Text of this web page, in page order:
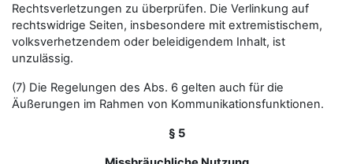
Rechtsverletzungen zu überprüfen. Die Verlinkung auf
rechtswidrige Seiten, insbesondere mit extremistischem,
volksverhetzendem oder beleidigendem Inhalt, ist
unzulässig.
(7) Die Regelungen des Abs. 6 gelten auch für die
Äußerungen im Rahmen von Kommunikationsfunktionen.
§ 5